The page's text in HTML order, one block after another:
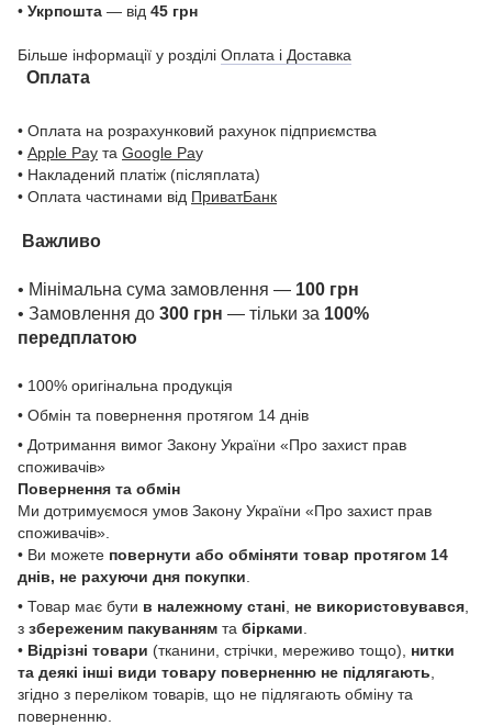
• Укрпошта — від 45 грн
Більше інформації у розділі Оплата і Доставка
Оплата
• Оплата на розрахунковий рахунок підприємства
• Apple Pay та Google Pay
• Накладений платіж (післяплата)
• Оплата частинами від ПриватБанк
Важливо
• Мінімальна сума замовлення — 100 грн
• Замовлення до 300 грн — тільки за 100%
передплатою
• 100% оригінальна продукція
• Обмін та повернення протягом 14 днів
• Дотримання вимог Закону України «Про захист прав
споживачів»
Повернення та обмін
Ми дотримуємося умов Закону України «Про захист прав
споживачів».
• Ви можете повернути або обміняти товар протягом 14
днів, не рахуючи дня покупки
• Товар має бути в належному стані не використовувався
з збереженим пакуванням та бірками
• Відрізні товари (тканини, стрічки, мереживо тощо), нитки
та деякі інші види товару поверненню не підлягають
згідно з переліком товарів, що не підлягають обміну та
поверненню.